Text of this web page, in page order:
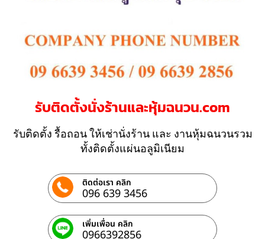
รับติดตั้งนั่งร้านและหุ้มฉนวน.com
รับติดตั้ง รื้อถอน ให้เช่านั่งร้าน และ งานหุ้มฉนวนรวม
ทั้งติดตั้งแผ่นอลูมิเนียม
ติดต่อเรา คลิก
096 639 3456
เพิ่มเพื่อน คลิก
0966392856